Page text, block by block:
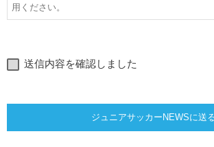
送信内容を確認しました